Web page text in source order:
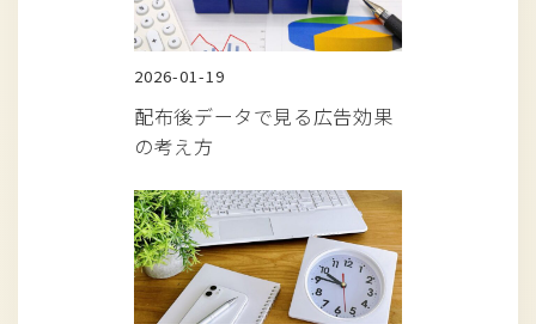
2026-01-19
配布後データで見る広告効果
の考え方